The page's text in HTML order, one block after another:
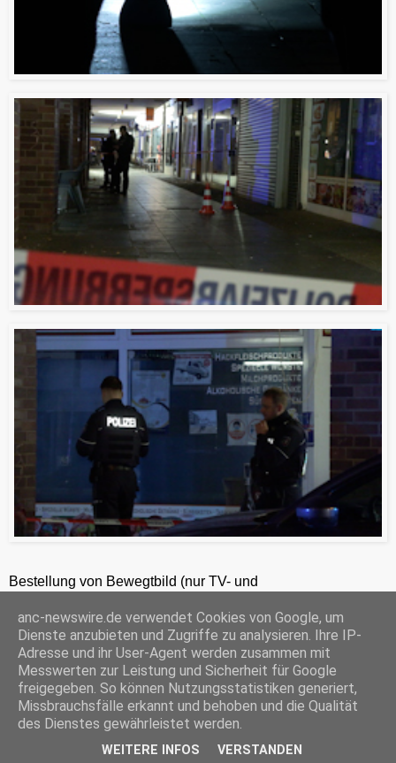
Bestellung von Bewegtbild (nur TV- und
ANC-NEWS-TELEVISION GmbH, Laaksweg 7, 45359 Essen, HRB 12411, Amtsgericht Essen, Geschäftsführer: C. Anhuth
C
o
p
y
L
i
E
m
a
i
l
W
h
a
t
s
A
P
r
i
n
F
i
S
h
a
r
e
‹ Startseite
© ANC-NEWS | Impressummit derDatenschutzerklärung
anc-newswire.de verwendet Cookies von Google, um
Dienste anzubieten und Zugriffe zu analysieren. Ihre IP-
Adresse und ihr User-Agent werden zusammen mit
Messwerten zur Leistung und Sicherheit für Google
freigegeben. So können Nutzungsstatistiken generiert,
Missbrauchsfälle erkannt und behoben und die Qualität
des Dienstes gewährleistet werden.
WEITERE INFOS VERSTANDEN